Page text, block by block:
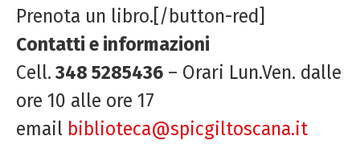
Prenota un libro.[/button-red]
Contatti e informazioni
Cell. 348 5285436 – Orari Lun.Ven. dalle
ore 10 alle ore 17
email biblioteca@spicgiltoscana.it